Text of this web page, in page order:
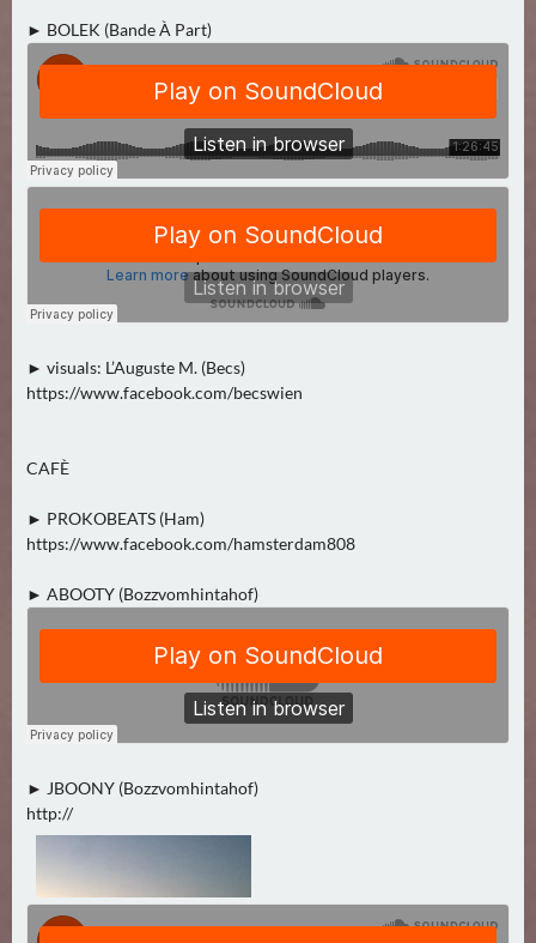
(
0
N
Ä
C
T
R
S
S
A
(
U
U
S
1
7
► BOLEK (Bande À Part)
► visuals: L’Auguste M. (Becs)
https://www.facebook.com/becswien
CAFÈ
► PROKOBEATS (Ham)
https://www.facebook.com/hamsterdam808
► ABOOTY (Bozzvomhintahof)
► JBOONY (Bozzvomhintahof)
http://